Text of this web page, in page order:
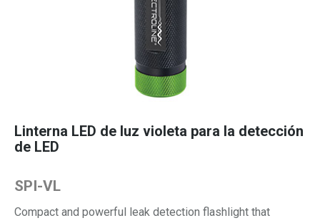
Linterna LED de luz violeta para la detección
de LED
SPI-VL
Compact and powerful leak detection flashlight that